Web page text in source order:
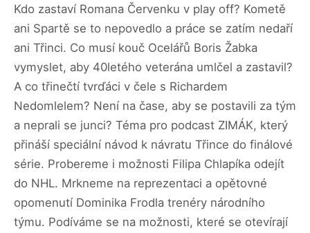
Kdo zastaví Romana Červenku v play off? Kometě
ani Spartě se to nepovedlo a práce se zatím nedaří
ani Třinci. Co musí kouč Ocelářů Boris Žabka
vymyslet, aby 40letého veterána umlčel a zastavil?
A co třinečtí tvrďáci v čele s Richardem
Nedomlelem? Není na čase, aby se postavili za tým
a neprali se junci? Téma pro podcast ZIMÁK, který
přináší speciální návod k návratu Třince do finálové
série. Probereme i možnosti Filipa Chlapíka odejít
do NHL. Mrkneme na reprezentaci a opětovné
opomenutí Dominika Frodla trenéry národního
týmu. Podíváme se na možnosti, které se otevírají